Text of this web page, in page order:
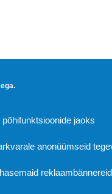
jaoks
anonüümseid
reklaambännereid